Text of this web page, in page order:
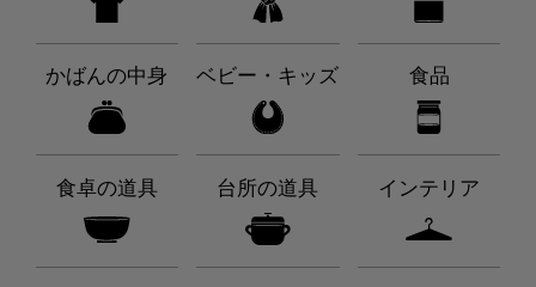
かばんの中身 ベビー・キッズ 食品
食卓の道具 台所の道具 インテリア